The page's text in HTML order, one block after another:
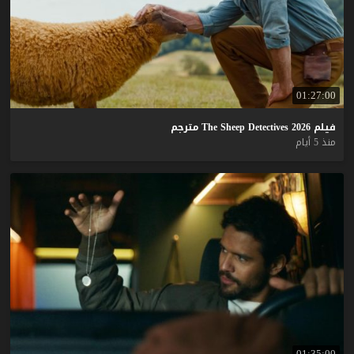
01:27:00
فيلم The Sheep Detectives 2026
مترجم
منذ 5 أيام